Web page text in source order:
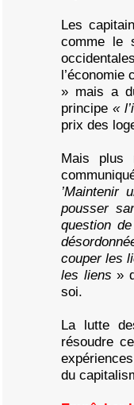
Les
comme le
l’économie
» mais a
principe«
prix des
Mais plus
’Maintenir
pousser
question
couper les
les liens»
soi.
La lutte
résoudre
du